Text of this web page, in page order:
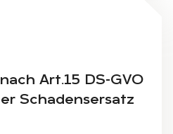
Art.15 DS-GVO
Scha­dens­er­satz